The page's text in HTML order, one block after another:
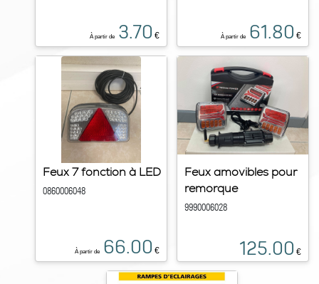
À partir de 3.70 € À partir de 61.80 €
Feux 7 fonction à LED
0860006048
À partir de 66.00 €
Feux amovibles pour
remorque
9990006028
125.00 €